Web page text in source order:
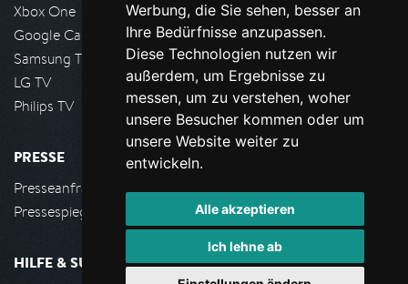
Werbung, die Sie sehen, besser an
Ihre Bedürfnisse anzupassen.
Diese Technologien nutzen wir
außerdem, um Ergebnisse zu
messen, um zu verstehen, woher
unsere Besucher kommen oder um
unsere Website weiter zu
entwickeln.
Alle akzeptieren
Ich lehne ab
Xbox One
Google Cast
Samsung TV
LG TV
Philips TV
PRESSE
Presseanfrage stellen
Pressespiegel
HILFE & SUPPORT